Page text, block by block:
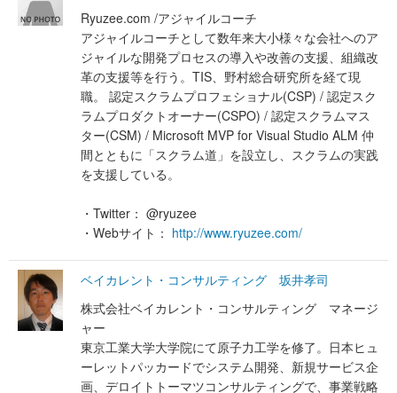
Ryuzee.com /アジャイルコーチ
アジャイルコーチとして数年来大小様々な会社へのア
ジャイルな開発プロセスの導入や改善の支援、組織改
革の支援等を行う。TIS、野村総合研究所を経て現
職。 認定スクラムプロフェショナル(CSP) / 認定スク
ラムプロダクトオーナー(CSPO) / 認定スクラムマス
ター(CSM) / Microsoft MVP for Visual Studio ALM 仲
間とともに「スクラム道」を設立し、スクラムの実践
を支援している。
・Twitter： @ryuzee
・Webサイト： http://www.ryuzee.com/
ベイカレント・コンサルティング 坂井孝司
株式会社ベイカレント・コンサルティング マネージ
ャー
東京工業大学大学院にて原子力工学を修了。日本ヒュ
ーレットパッカードでシステム開発、新規サービス企
画、デロイトトーマツコンサルティングで、事業戦略